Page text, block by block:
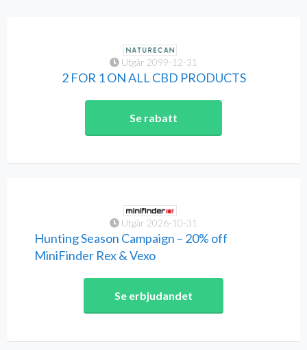
Utgår 2099-12-31
2 FOR 1 ON ALL CBD PRODUCTS
Se rabatt
Utgår 2026-10-31
Hunting Season Campaign – 20% off
MiniFinder Rex & Vexo
Se erbjudandet